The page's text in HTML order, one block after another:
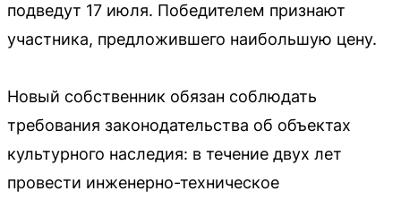
подведут 17 июля. Победителем признают
участника, предложившего наибольшую цену.
Новый собственник обязан соблюдать
требования законодательства об объектах
культурного наследия: в течение двух лет
провести инженерно-техническое